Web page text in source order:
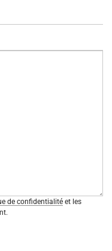
de confidentialité et les